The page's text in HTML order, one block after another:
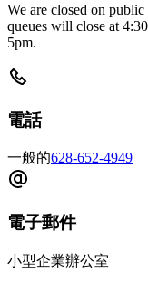
We are closed on
queues will close at
5pm.
電話
一般的628-652-4949
電子郵件
小型企業辦公室